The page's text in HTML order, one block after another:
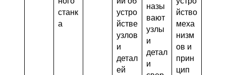
станк
а
устро
йстве
узлов
и
детал
ей
назы
вают
узлы
и
детал
и
йство
меха
низм
ов и
прин
цип